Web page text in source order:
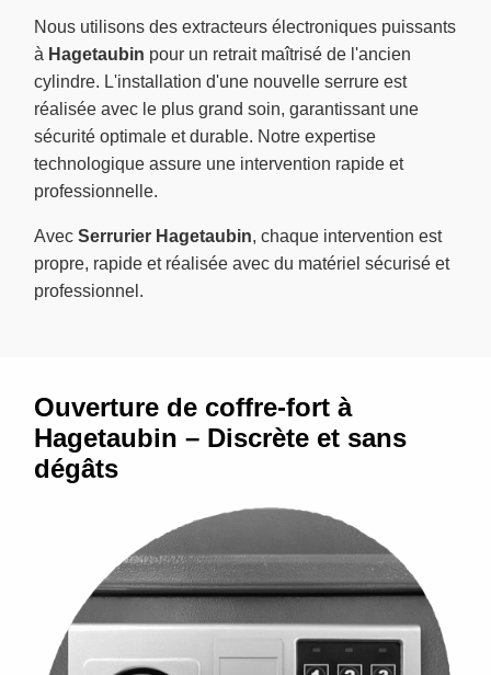
Nous utilisons des extracteurs électroniques puissants
à Hagetaubin pour un retrait maîtrisé de l'ancien
cylindre. L'installation d'une nouvelle serrure est
réalisée avec le plus grand soin, garantissant une
sécurité optimale et durable. Notre expertise
technologique assure une intervention rapide et
professionnelle.
Avec Serrurier Hagetaubin, chaque intervention est
propre, rapide et réalisée avec du matériel sécurisé et
professionnel.
Ouverture de coffre-fort à
Hagetaubin – Discrète et sans
dégâts